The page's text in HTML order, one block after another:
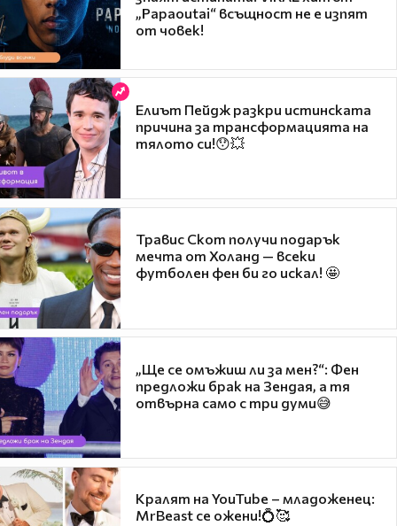
„Papaoutai“ всъщност не е изпят
от човек!
Елиът Пейдж разкри истинската
причина за трансформацията на
тялото си!😯💥
Травис Скот получи подарък
мечта от Холанд — всеки
футболен фен би го искал! 🤩
„Ще се омъжиш ли за мен?“: Фен
предложи брак на Зендая, а тя
отвърна само с три думи😅
Кралят на YouTube – младоженец:
MrBeast се ожени!💍🥰